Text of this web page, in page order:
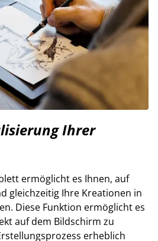
Ihrer
ermöglicht es Ihnen, auf
gleichzeitig Ihre Kreationen in
Diese Funktion ermöglicht es
auf dem Bildschirm zu
erheblich